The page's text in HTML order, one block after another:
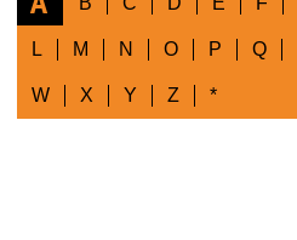
L M N O P Q
W X Y Z *